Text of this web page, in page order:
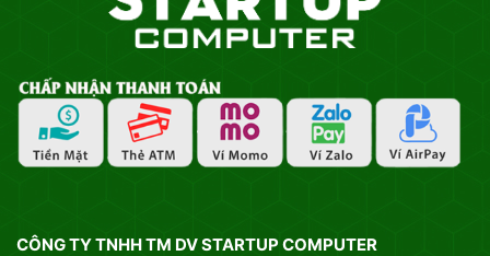
CÔNG TY TNHH TM DV STARTUP COMPUTER